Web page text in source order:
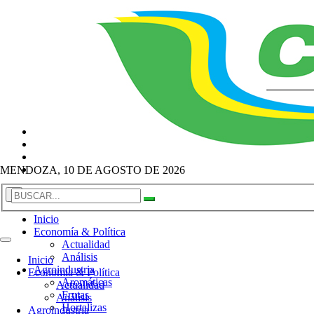
MENDOZA, 10 DE AGOSTO DE 2026
Inicio
Economía & Política
Actualidad
Análisis
Agroindustria
×
Inicio
Economía & Política
Actualidad
Análisis
Agroindustria
Aromáticas
Frutas
Hortalizas